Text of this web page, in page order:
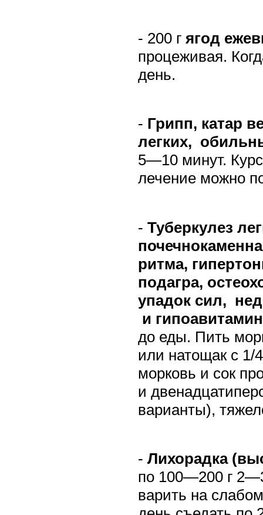
- 200 г ягод
процеживая.
день.
- Грипп, катар
легких,
5—10 минут.
лечение можно
- Туберкулез
ритма,
подагра,
упадок сил,
и
до еды. Пить
или натощак с 1/
морковь и сок
и
варианты),
- Лихорадка
по 100—200 г
варить на